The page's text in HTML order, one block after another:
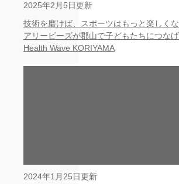
2025年2月5日更新
技術を磨けば、スポーツはもっと楽しく
アリービーズが郡山で子どもたちにつなげ
Health Wave KORIYAMA
2024年1月25日更新